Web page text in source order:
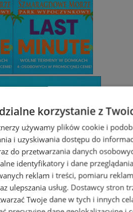
korzystanie z
używamy plików cookie i
i uzyskiwania dostępu do
do przetwarzania danych
identyfikatory i dane
reklam i treści, pomiaru
ulepszania usług. Dostawcy stron
Twoje dane w tych i innych